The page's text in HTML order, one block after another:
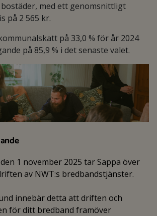
med ett genomsnittligt
på 2 565 kr.
på 33,0 % för år 2024
på 85,9 % i det senaste valet.
1 november 2025 tar Sappa över
av NWT:s bredbandstjänster.
innebär detta att driften och
för ditt bredband framöver